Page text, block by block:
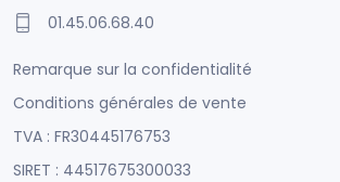
01.45.06.68.40
Remarque sur la confidentialité
Conditions générales de vente
TVA : FR30445176753
SIRET : 44517675300033